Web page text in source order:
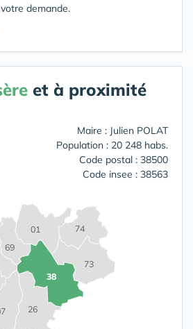
demande.
et à proximité
Maire : Julien POLAT
Population : 20 248 habs.
Code postal : 38500
Code insee : 38563
01
26
38
69
73
74